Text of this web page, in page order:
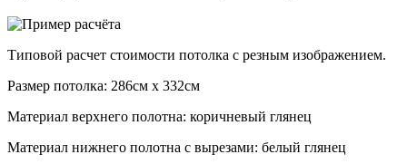
Типовой расчет стоимости потолка с резным изображением.
Размер потолка: 286см x 332см
Материал верхнего полотна: коричневый глянец
Материал нижнего полотна с вырезами: белый глянец